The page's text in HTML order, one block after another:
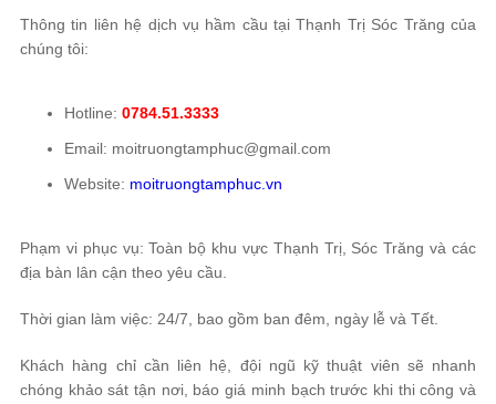
Thông tin liên hệ dịch vụ hầm cầu tại Thạnh Trị Sóc Trăng của
chúng tôi:
Hotline: 0784.51.3333
Email: moitruongtamphuc@gmail.com
Website: moitruongtamphuc.vn
Phạm vi phục vụ: Toàn bộ khu vực Thạnh Trị, Sóc Trăng và các
địa bàn lân cận theo yêu cầu.
Thời gian làm việc: 24/7, bao gồm ban đêm, ngày lễ và Tết.
Khách hàng chỉ cần liên hệ, đội ngũ kỹ thuật viên sẽ nhanh
chóng khảo sát tận nơi, báo giá minh bạch trước khi thi công và